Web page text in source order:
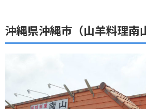
沖縄県沖縄市（山羊料理南